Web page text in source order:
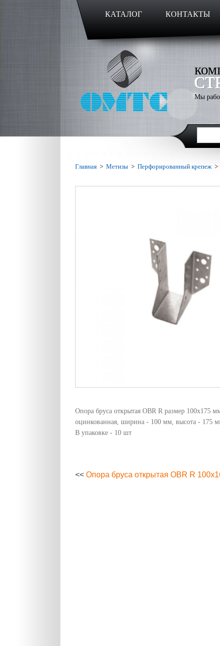
КАТАЛОГ КОНТАКТЫ
Мы
Главная > Метизы > Перфорированный крепеж
Опора бруса открытая OBR R размер 100x175
оцинкованная, ширина - 100 мм, высота - 175
В упаковке - 10 шт
<< Опора бруса открытая OBR R